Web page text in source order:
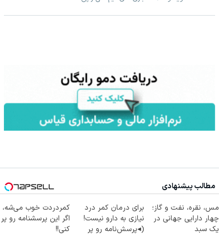
مطالب پیشنهادی
مس، نقره، نفت و گاز؛
چهار دارایی جهانی در
یک سبد
برای درمان کمر درد
نیازی به دارو نیست!
(◂پرسش‌نامه رو پر
کمردردت خوب می‌شه،
اگر این پرسشنامه رو پر
کنی!!